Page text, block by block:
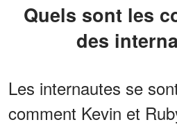
Quels sont les commentaires
des
Les internautes se
comment Kevin et